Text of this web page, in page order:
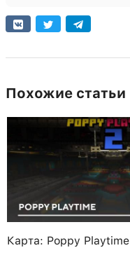
Похожие статьи
Карта: Poppy Playtime